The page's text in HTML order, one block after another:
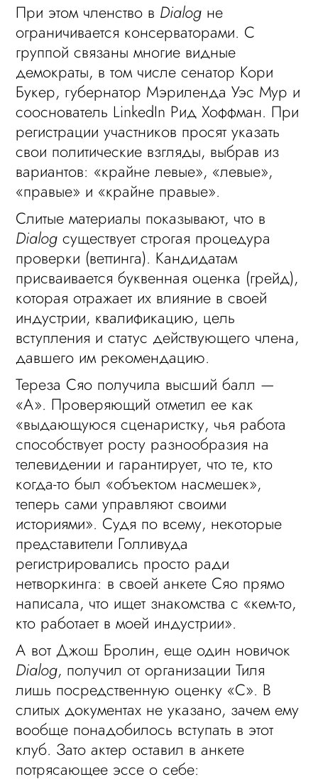
При этом членство в Dialog не
ограничивается консерваторами. С
группой связаны многие видные
демократы, в том числе сенатор Кори
Букер, губернатор Мэриленда Уэс Мур и
сооснователь LinkedIn Рид Хоффман. При
регистрации участников просят указать
свои политические взгляды, выбрав из
вариантов: «крайне левые», «левые»,
«правые» и «крайне правые».
Слитые материалы показывают, что в
Dialog существует строгая процедура
проверки (веттинга). Кандидатам
присваивается буквенная оценка (грейд),
которая отражает их влияние в своей
индустрии, квалификацию, цель
вступления и статус действующего члена,
давшего им рекомендацию.
Тереза Сяо получила высший балл —
«А». Проверяющий отметил ее как
«выдающуюся сценаристку, чья работа
способствует росту разнообразия на
телевидении и гарантирует, что те, кто
когда-то был «объектом насмешек»,
теперь сами управляют своими
историями». Судя по всему, некоторые
представители Голливуда
регистрировались просто ради
нетворкинга: в своей анкете Сяо прямо
написала, что ищет знакомства с «кем-то,
кто работает в моей индустрии».
А вот Джош Бролин, еще один новичок
Dialog, получил от организации Тиля
лишь посредственную оценку «С». В
слитых документах не указано, зачем ему
вообще понадобилось вступать в этот
клуб. Зато актер оставил в анкете
потрясающее эссе о себе: